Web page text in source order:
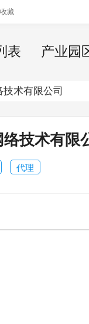
藏
表 产业园
术有限公司
技术有限
代理